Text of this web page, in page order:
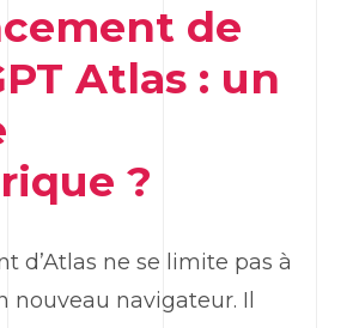
de
Atlas : un
?
d’Atlas ne se limite pas à
nouveau navigateur. Il